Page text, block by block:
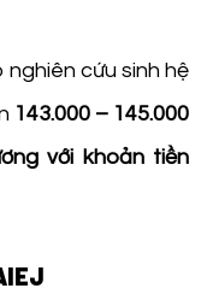
cứu sinh hệ
143.000 – 145.000
với khoản tiền